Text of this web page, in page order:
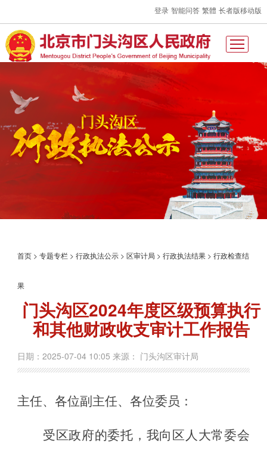
登录 智能问答 繁體 长者版移动版
首页 >专题专栏 >行政执法公示 >区审计局 >行政执法结果 >行政检查结
果
门头沟区2024年度区级预算执行
和其他财政收支审计工作报告
日期：2025-07-04 10:05 来源： 门头沟区审计局
主任、各位副主任、各位委员：
受区政府的委托，我向区人大常委会